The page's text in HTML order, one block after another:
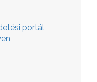
portál